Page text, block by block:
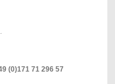
(0)171 71 296 57